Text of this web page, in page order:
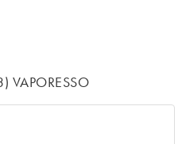
VAPORESSO